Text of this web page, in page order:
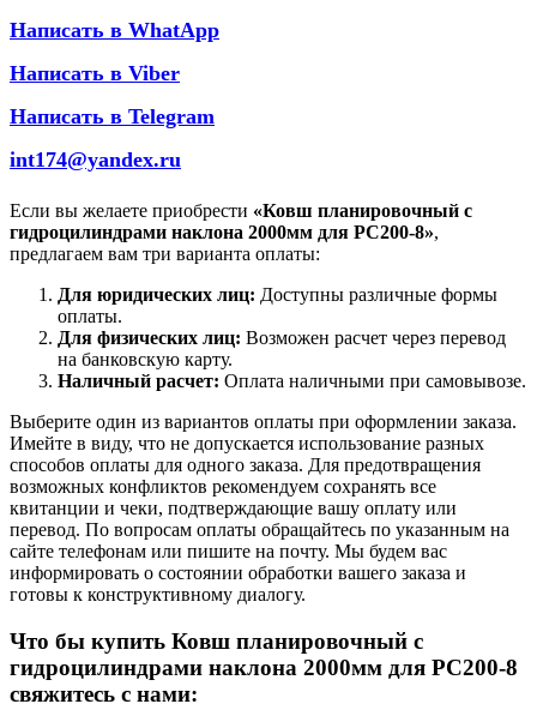
Написать в WhatApp
Написать в Viber
Написать в Telegram
int174@yandex.ru
Если вы желаете приобрести «Ковш планировочный с
гидроцилиндрами наклона 2000мм для PC200-8»,
предлагаем вам три варианта оплаты:
Для юридических лиц: Доступны различные формы
оплаты.
Для физических лиц: Возможен расчет через перевод
на банковскую карту.
Наличный расчет: Оплата наличными при самовывозе.
Выберите один из вариантов оплаты при оформлении заказа.
Имейте в виду, что не допускается использование разных
способов оплаты для одного заказа. Для предотвращения
возможных конфликтов рекомендуем сохранять все
квитанции и чеки, подтверждающие вашу оплату или
перевод. По вопросам оплаты обращайтесь по указанным на
сайте телефонам или пишите на почту. Мы будем вас
информировать о состоянии обработки вашего заказа и
готовы к конструктивному диалогу.
Что бы купить Ковш планировочный с
гидроцилиндрами наклона 2000мм для PC200-8
свяжитесь с нами: